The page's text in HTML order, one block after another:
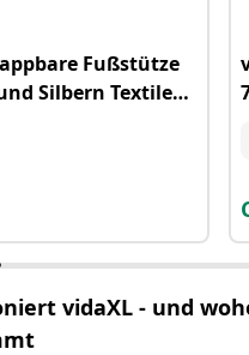
Fußstütze
Silbern Textilene
vidaXL - und